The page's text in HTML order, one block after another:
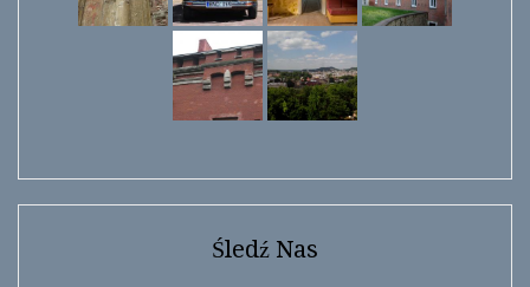
Śledź Nas